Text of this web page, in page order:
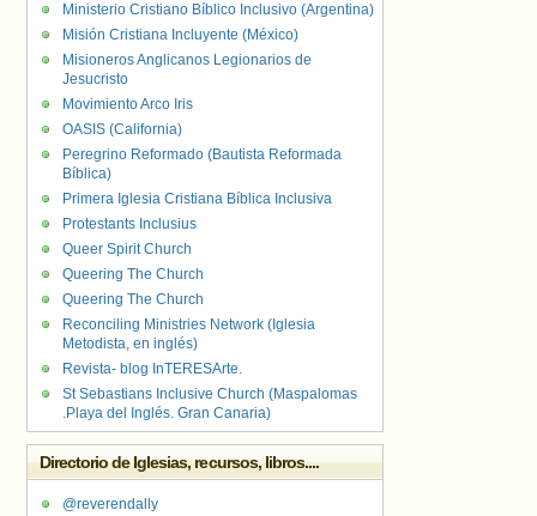
Ministerio Cristiano Bíblico Inclusivo (Argentina)
Misión Cristiana Incluyente (México)
Misioneros Anglicanos Legionarios de
Jesucristo
Movimiento Arco Iris
OASIS (California)
Peregrino Reformado (Bautista Reformada
Bíblica)
Primera Iglesia Cristiana Bíblica Inclusiva
Protestants Inclusius
Queer Spirit Church
Queering The Church
Queering The Church
Reconciling Ministries Network (Iglesia
Metodista, en inglés)
Revista- blog InTERESArte.
St Sebastians Inclusive Church (Maspalomas
.Playa del Inglés. Gran Canaria)
Directorio de Iglesias, recursos, libros....
@reverendally